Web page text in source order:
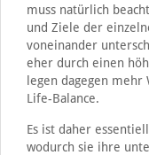
muss natürlich
und Ziele der
voneinander
eher durch einen
legen dagegen
Life-Balance.
Es ist daher
wodurch sie ihre